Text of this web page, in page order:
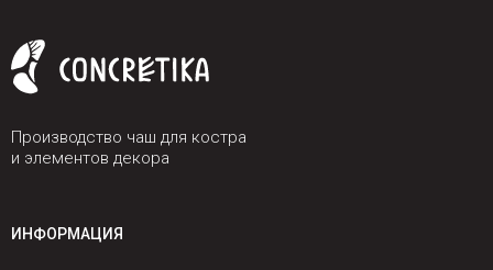
Производство чаш для костра
и элементов декора
ИНФОРМАЦИЯ